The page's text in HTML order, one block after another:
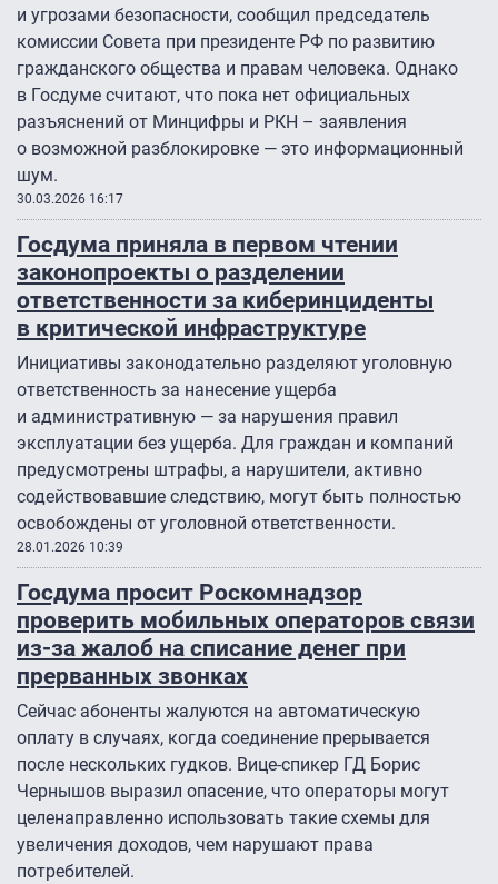
и угрозами безопасности, сообщил председатель
комиссии Совета при президенте РФ по развитию
гражданского общества и правам человека. Однако
в Госдуме считают, что пока нет официальных
разъяснений от Минцифры и РКН – заявления
о возможной разблокировке — это информационный
шум.
30.03.2026 16:17
Госдума приняла в первом чтении
законопроекты о разделении
ответственности за киберинциденты
в критической инфраструктуре
Инициативы законодательно разделяют уголовную
ответственность за нанесение ущерба
и административную — за нарушения правил
эксплуатации без ущерба. Для граждан и компаний
предусмотрены штрафы, а нарушители, активно
содействовавшие следствию, могут быть полностью
освобождены от уголовной ответственности.
28.01.2026 10:39
Госдума просит Роскомнадзор
проверить мобильных операторов связи
из-за жалоб на списание денег при
прерванных звонках
Сейчас абоненты жалуются на автоматическую
оплату в случаях, когда соединение прерывается
после нескольких гудков. Вице-спикер ГД Борис
Чернышов выразил опасение, что операторы могут
целенаправленно использовать такие схемы для
увеличения доходов, чем нарушают права
потребителей.